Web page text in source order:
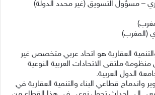
– مسؤول التسويق (غير محدد الدولة)
(المغرب)
والتنمية العقارية هو اتحاد عربي متخصص غير
ملتقى الاتحادات العربية النوعية
الدول العربية.
واندماج قطاعي البناء والتنمية العقارية في